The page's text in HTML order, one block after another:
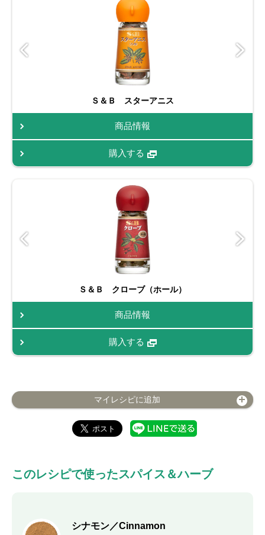
Ｓ＆Ｂ スターアニス
商品情報
購入する
Ｓ＆Ｂ クローブ（ホール）
商品情報
購入する
マイレシピに追加
このレシピで使ったスパイス＆ハーブ
シナモン／Cinnamon